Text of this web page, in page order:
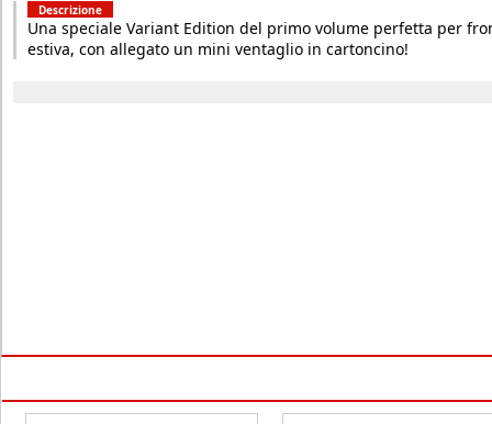
Descrizione
Una speciale Variant Edition del primo volume perfetta per
estiva, con allegato un mini ventaglio in cartoncino!